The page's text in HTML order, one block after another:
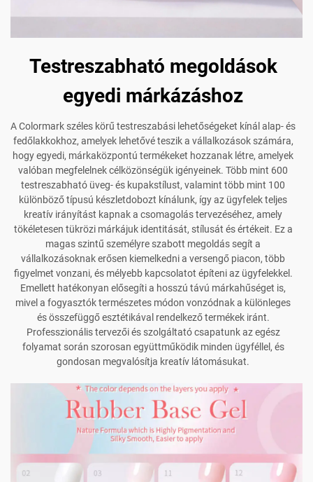
Testreszabható megoldások
egyedi márkázáshoz
A Colormark széles körű testreszabási lehetőségeket kínál alap- és
fedőlakkokhoz, amelyek lehetővé teszik a vállalkozások számára,
hogy egyedi, márkaközpontú termékeket hozzanak létre, amelyek
valóban megfelelnek célközönségük igényeinek. Több mint 600
testreszabható üveg- és kupakstílust, valamint több mint 100
különböző típusú készletdobozt kínálunk, így az ügyfelek teljes
kreatív irányítást kapnak a csomagolás tervezéséhez, amely
tökéletesen tükrözi márkájuk identitását, stílusát és értékeit. Ez a
magas szintű személyre szabott megoldás segít a
vállalkozásoknak erősen kiemelkedni a versengő piacon, több
figyelmet vonzani, és mélyebb kapcsolatot építeni az ügyfelekkel.
Emellett hatékonyan elősegíti a hosszú távú márkahűséget is,
mivel a fogyasztók természetes módon vonzódnak a különleges
és összefüggő esztétikával rendelkező termékek iránt.
Professzionális tervezői és szolgáltató csapatunk az egész
folyamat során szorosan együttműködik minden ügyféllel, és
gondosan megvalósítja kreatív látomásukat.